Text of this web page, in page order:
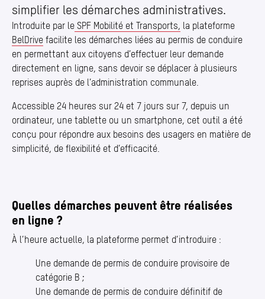
simplifier les démarches administratives.
Introduite par le SPF Mobilité et Transports, la plateforme
BelDrive facilite les démarches liées au permis de conduire
en permettant aux citoyens d’effectuer leur demande
directement en ligne, sans devoir se déplacer à plusieurs
reprises auprès de l’administration communale.
Accessible 24 heures sur 24 et 7 jours sur 7, depuis un
ordinateur, une tablette ou un smartphone, cet outil a été
conçu pour répondre aux besoins des usagers en matière de
simplicité, de flexibilité et d’efficacité.
Quelles démarches peuvent être réalisées
en ligne ?
À l’heure actuelle, la plateforme permet d’introduire :
Une demande de permis de conduire provisoire de
catégorie B ;
Une demande de permis de conduire définitif de